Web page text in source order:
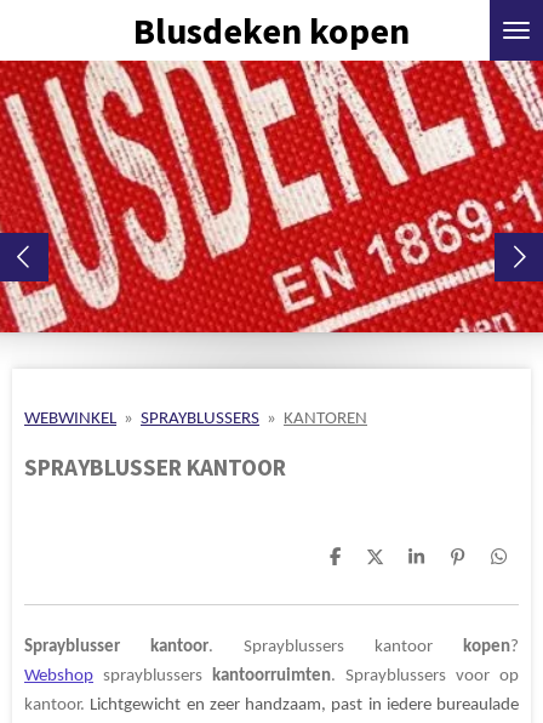
naar
de
hoofdinhoud
Blusdeken kopen
WEBWINKEL » SPRAYBLUSSERS » KANTOREN
SPRAYBLUSSER KANTOOR
D
D
S
P
n
D
Sprayblusser kantoor. Sprayblussers kantoor kopen?
Webshop sprayblussers kantoorruimten. Sprayblussers voor op
kantoor. Lichtgewicht en zeer handzaam, past in iedere bureaulade